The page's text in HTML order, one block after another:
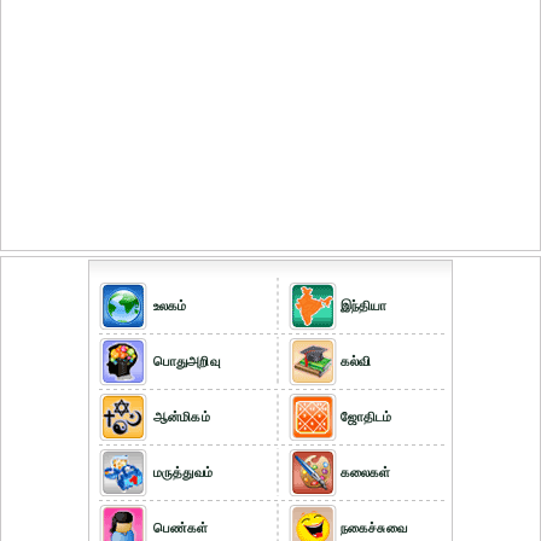
உலகம்
பொதுஅறிவு
ஆன்மிகம்
மருத்துவம்
பெண்கள்
இந்தியா
கல்வி
ஜோதிடம்
கலைகள்
நகைச்சுவை